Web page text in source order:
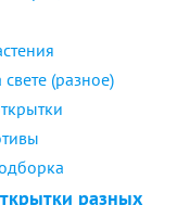
(разное)
разных